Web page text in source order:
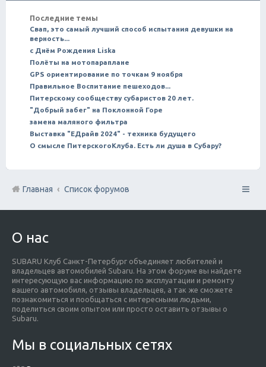
Последние темы
Свап, это самый лучший способ испытания девушки на
верность...
с Днём Рождения Liska
Полёты на мотопараплане
GPS ориентирование по точкам 9 ноября
Правильное Воспитание пешеходов...
Питерскому сообществу субаристов 20 лет.
"Добрый забег" на Поклонной Горе
замена маляного фильтра
Выставка "ЕДрайв 2024" - техника будущего
О смысле ПитерскогоКлуба. Есть ли душа в Субару?
Главная Список форумов
О нас
SUBARU Клуб Санкт-Петербург объединяет любителей и
владельцев автомобилей Subaru. На этом форуме вы найдете
интересующую вас информацию по эксплуатации и ремонту
вашего автомобиля, отзывы владельцев, а так же сможете
познакомиться и пообщаться с интересными людьми,
поделиться своим опытом или просто оставить отзывы о
Subaru.
Мы в социальных сетях